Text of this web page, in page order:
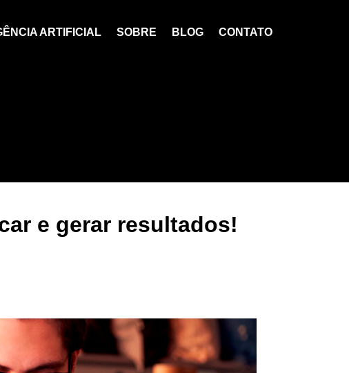
ARTIFICIAL SOBRE BLOG CONTATO
e gerar resultados!